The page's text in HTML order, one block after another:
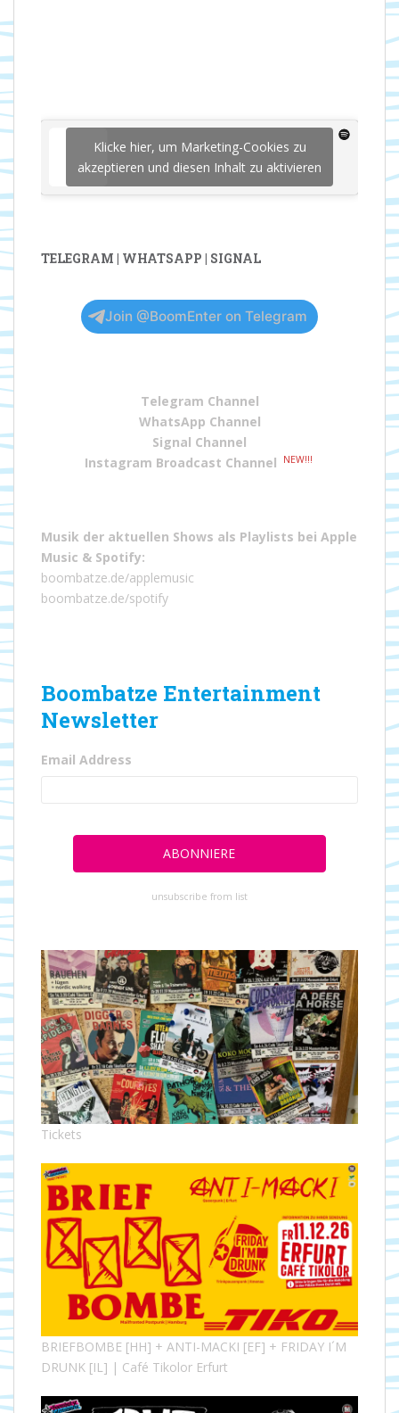
Klicke hier, um Marketing-Cookies zu
akzeptieren und diesen Inhalt zu aktivieren
TELEGRAM | WHATSAPP | SIGNAL
Join @BoomEnter on Telegram
Telegram Channel
WhatsApp Channel
Signal Channel
Instagram Broadcast Channel
NEW!!!
Musik der aktuellen Shows als Playlists bei Apple
Music & Spotify:
boombatze.de/applemusic
boombatze.de/spotify
Boombatze Entertainment
Newsletter
Email Address
unsubscribe from list
Tickets
BRIEFBOMBE [HH] + ANTI-MACKI [EF] + FRIDAY I´M
DRUNK [IL] | Café Tikolor Erfurt